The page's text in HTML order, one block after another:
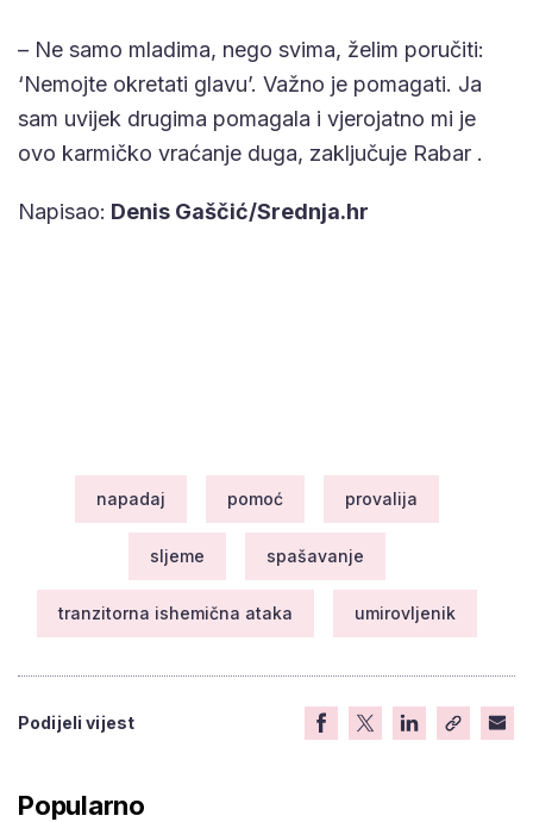
– Ne samo mladima, nego svima, želim poručiti:
‘Nemojte okretati glavu’. Važno je pomagati. Ja
sam uvijek drugima pomagala i vjerojatno mi je
ovo karmičko vraćanje duga, zaključuje Rabar .
Napisao: Denis Gaščić/Srednja.hr
napadaj pomoć provalija
sljeme spašavanje
tranzitorna ishemična ataka umirovljenik
Podijeli vijest
Popularno